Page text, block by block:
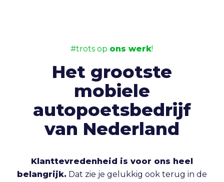
#trots op ons werk!
Het grootste
mobiele
autopoetsbedrijf
van Nederland
Klanttevredenheid is voor ons heel
belangrijk. Dat zie je gelukkig ook terug in de